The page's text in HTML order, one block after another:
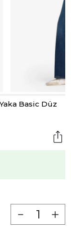
Basic Düz